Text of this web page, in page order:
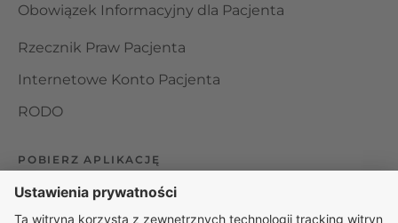
Obowiązek Informacyjny dla Pacjenta
Rzecznik Praw Pacjenta
Internetowe Konto Pacjenta
RODO
POBIERZ APLIKACJĘ